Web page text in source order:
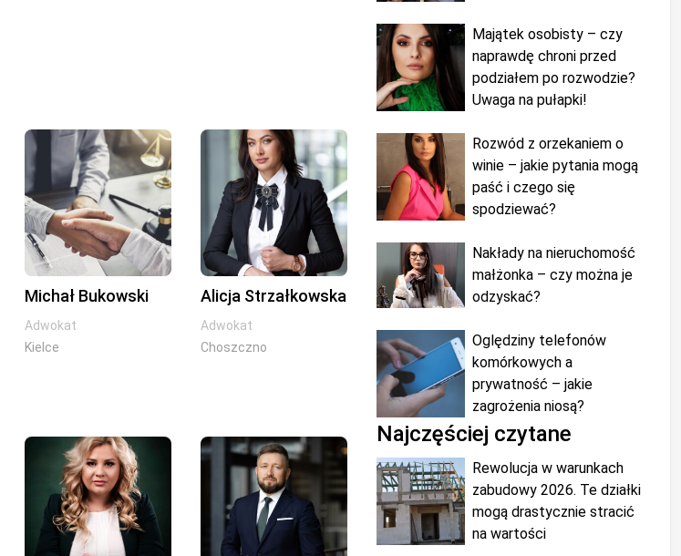
Michał Bukowski
Adwokat
Kielce
Alicja Strzałkowska
Adwokat
Choszczno
Majątek osobisty – czy
naprawdę chroni przed
podziałem po rozwodzie?
Uwaga na pułapki!
Rozwód z orzekaniem o
winie – jakie pytania mogą
paść i czego się
spodziewać?
Nakłady na nieruchomość
małżonka – czy można je
odzyskać?
Oględziny telefonów
komórkowych a
prywatność – jakie
zagrożenia niosą?
Najczęściej czytane
Rewolucja w warunkach
zabudowy 2026. Te działki
mogą drastycznie stracić
na wartości